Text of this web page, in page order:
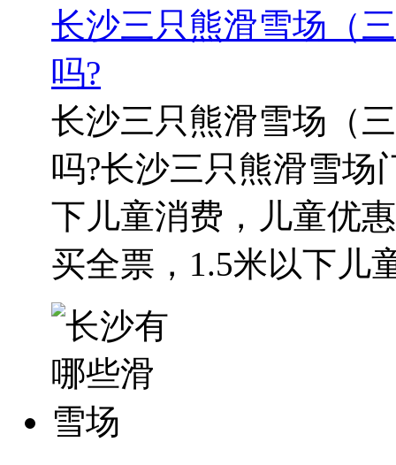
长沙三只熊滑雪场（
吗?
长沙三只熊滑雪场（
吗?长沙三只熊滑雪场
下儿童消费，儿童优
买全票，1.5米以下儿